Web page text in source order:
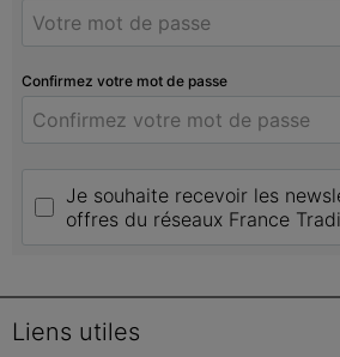
Confirmez votre mot de passe
Je souhaite recevoir les
offres du réseaux France
Liens utiles